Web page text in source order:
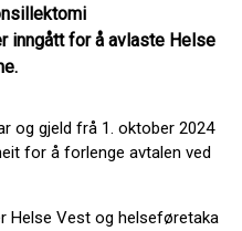
inngått for å avlaste Helse
og gjeld frå 1. oktober 2024
for å forlenge avtalen ved
Helse Vest og helseføretaka